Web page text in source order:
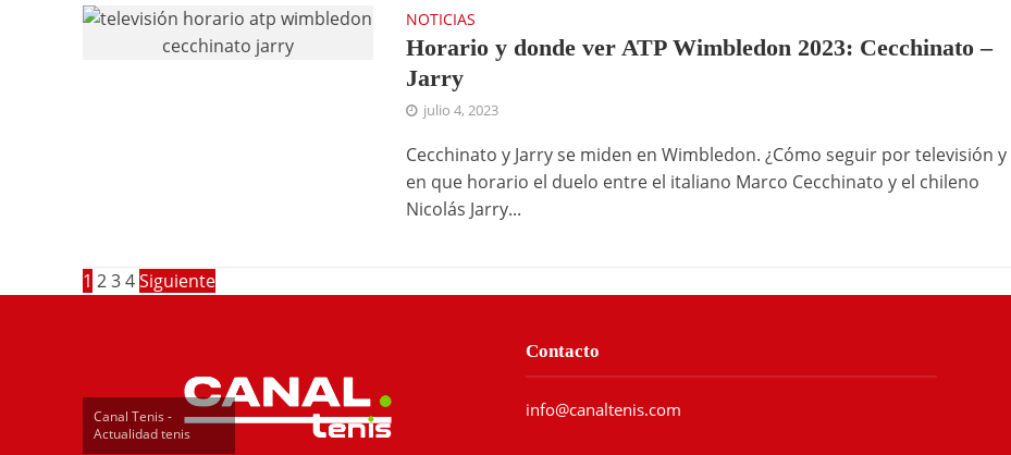
NOTICIAS
Horario y donde ver ATP Wimbledon 2023: Cecchinato –
Jarry
julio 4, 2023
Cecchinato y Jarry se miden en Wimbledon. ¿Cómo seguir por televisión y
en que horario el duelo entre el italiano Marco Cecchinato y el chileno
Nicolás Jarry...
1 2 3 4 Siguiente
Canal Tenis -
Actualidad tenis
Contacto
info@canaltenis.com